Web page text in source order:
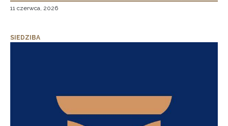
11 czerwca, 2026
SIEDZIBA